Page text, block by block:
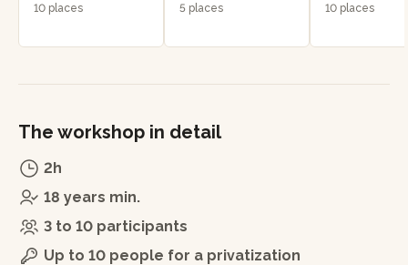
10 places
5 places
10 places
The workshop in detail
2h
18 years min.
3 to 10 participants
Up to 10 people for a privatization